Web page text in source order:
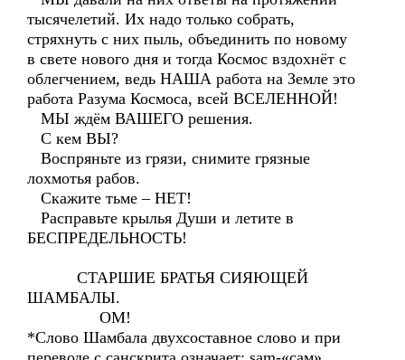
тысячелетий. Их надо только собрать,
стряхнуть с них пыль, объединить по новому
в свете нового дня и тогда Космос вздохнёт с
облегчением, ведь НАША работа на Земле это
работа Разума Космоса, всей ВСЕЛЕННОЙ!
МЫ ждём ВАШЕГО решения.
С кем ВЫ?
Воспряньте из грязи, снимите грязные
лохмотья рабов.
Скажите тьме – НЕТ!
Расправьте крылья Души и летите в
БЕСПРЕДЕЛЬНОСТЬ!
СТАРШИЕ БРАТЬЯ СИЯЮЩЕЙ
ШАМБАЛЫ.
ОМ!
*Слово Шамбала двухсоставное слово и при